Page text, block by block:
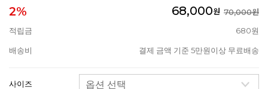
2% 68,000원 70,000원
적립금
680원
배송비 결제 금액 기준 5만원이상 무료배송
사이즈